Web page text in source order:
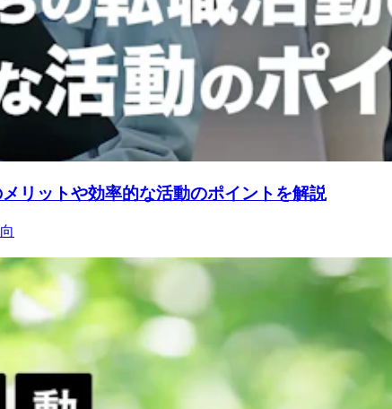
リットや効率的な活動のポイントを解説